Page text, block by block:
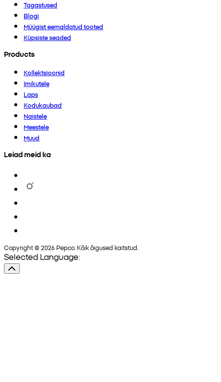
Tagastused
Blogi
Müügist eemaldatud tooted
Küpsiste seaded
Products
Kollektsioonid
Imikutele
Laps
Kodukaubad
Naistele
Meestele
Muud
Leiad meid ka
Copyright © 2026 Pepco. Kõik õigused kaitstud.
Selected Language: